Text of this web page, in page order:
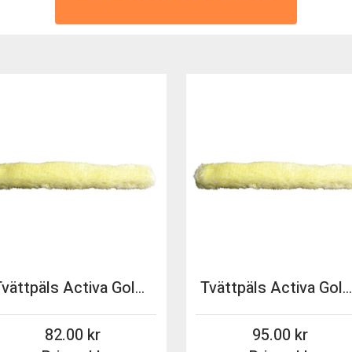
Tvättpäls Activa Gold 35cm
82.00
Tvättpäls Activa Gold 45cm
95.00